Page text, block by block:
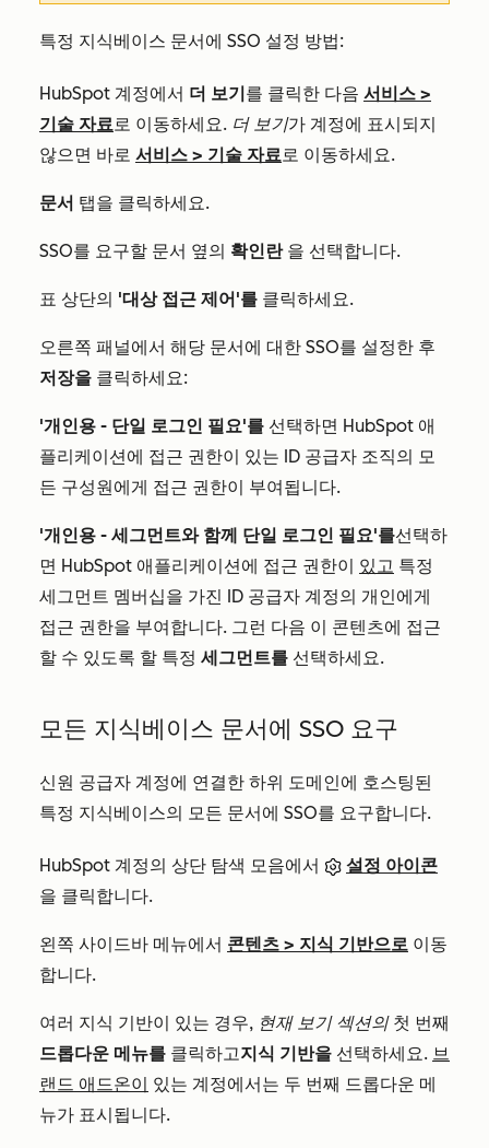
특정 지식베이스 문서에 SSO 설정 방법:
HubSpot 계정에서 더 보기 를 클릭한 다음 서비스 >
기술 자료로 이동하세요. 더 보기가 계정에 표시되지
않으면 바로 서비스 > 기술 자료로 이동하세요.
문서 탭을 클릭하세요.
SSO를 요구할 문서 옆의 확인란을 선택합니다.
표 상단의 '대상 접근 제어'를 클릭하세요.
오른쪽 패널에서 해당 문서에 대한 SSO를 설정한 후
저장을 클릭하세요:
'개인용 - 단일 로그인 필요'를 선택하면 HubSpot 애
플리케이션에 접근 권한이 있는 ID 공급자 조직의 모
든 구성원에게 접근 권한이 부여됩니다.
'개인용 - 세그먼트와 함께 단일 로그인 필요'를선택하
면 HubSpot 애플리케이션에 접근 권한이 있고 특정
세그먼트 멤버십을 가진 ID 공급자 계정의 개인에게
접근 권한을 부여합니다. 그런 다음 이 콘텐츠에 접근
할 수 있도록 할 특정 세그먼트를 선택하세요.
모든 지식베이스 문서에 SSO 요구
신원 공급자 계정에 연결한 하위 도메인에 호스팅된
특정 지식베이스의 모든 문서에 SSO를 요구합니다.
HubSpot 계정의 상단 탐색 모음에서
설정 아이콘
을 클릭합니다.
왼쪽 사이드바 메뉴에서 콘텐츠 > 지식 기반으로 이동
합니다.
여러 지식 기반이 있는 경우, 현재 보기 섹션의 첫 번째
드롭다운 메뉴를 클릭하고지식 기반을 선택하세요. 브
랜드 애드온이
있는 계정에서는 두 번째 드롭다운 메
뉴가 표시됩니다.